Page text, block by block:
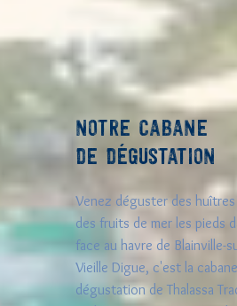
NOTRE CABANE
DE DÉGUSTATION
Venez déguster des
des fruits de mer les pieds
face au havre de Blainville-
Vieille Digue, c'est la
dégustation de Thalassa